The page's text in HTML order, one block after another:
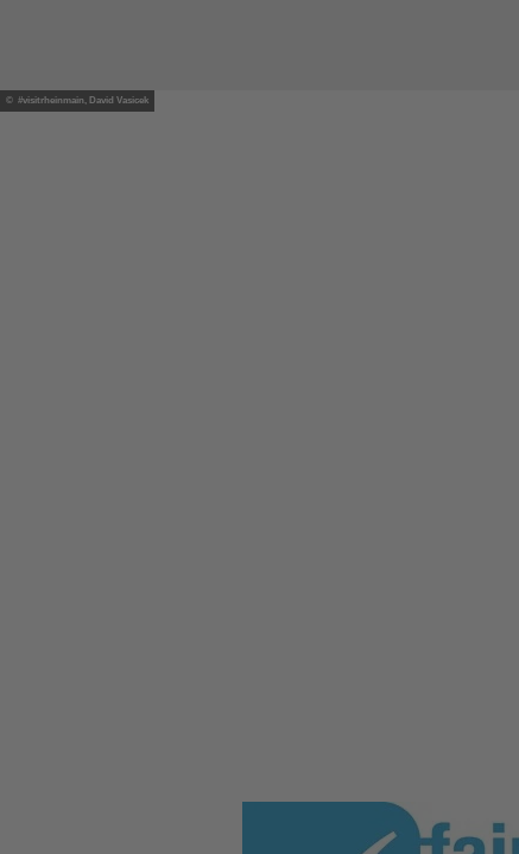
© #visitrheinmain, David Vasicek